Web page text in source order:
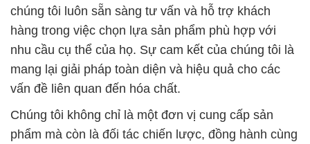
chúng tôi luôn sẵn sàng tư vấn và hỗ trợ khách
hàng trong việc chọn lựa sản phẩm phù hợp với
nhu cầu cụ thể của họ. Sự cam kết của chúng tôi là
mang lại giải pháp toàn diện và hiệu quả cho các
vấn đề liên quan đến hóa chất.
Chúng tôi không chỉ là một đơn vị cung cấp sản
phẩm mà còn là đối tác chiến lược, đồng hành cùng